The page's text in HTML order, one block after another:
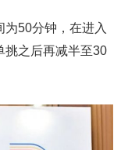
50分钟，在进入
挑之后再减半至30